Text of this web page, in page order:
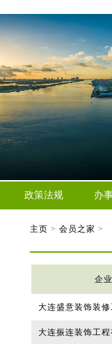
政策法规 办
主页 > 会员之家 >
企
大连盛意装饰装
大连振连装饰工